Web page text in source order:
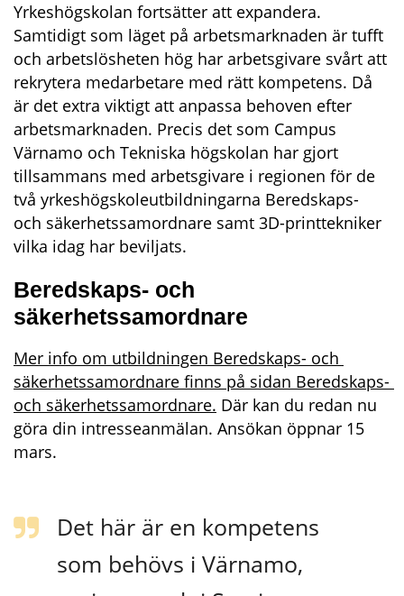
Yrkeshögskolan fortsätter att expandera.
Samtidigt som läget på arbetsmarknaden är tufft
och arbetslösheten hög har arbetsgivare svårt att
rekrytera medarbetare med rätt kompetens. Då
är det extra viktigt att anpassa behoven efter
arbetsmarknaden. Precis det som Campus
Värnamo och Tekniska högskolan har gjort
tillsammans med arbetsgivare i regionen för de
två yrkeshögskoleutbildningarna Beredskaps-
och säkerhetssamordnare samt 3D-printtekniker
vilka idag har beviljats.
Beredskaps- och
säkerhetssamordnare
Mer info om utbildningen Beredskaps- och
säkerhetssamordnare finns på sidan Beredskaps-
och säkerhetssamordnare. Där kan du redan nu
göra din intresseanmälan. Ansökan öppnar 15
mars.
Det här är en kompetens
som behövs i Värnamo,